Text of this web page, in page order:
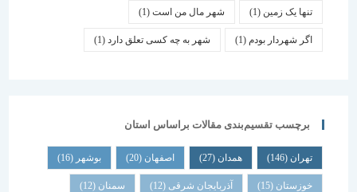
تنها یک زمین(1) شهر مال من است(1)
اگر شهردار بودم (1) شهر به چه کسی تعلق دارد(1)
برچسب تقسیم‌بندی مقالات براساس استان
همدان اصفهان (20) بوشهر
خوزستان(15) آذربایجان شرقی(12) سمنان (12)